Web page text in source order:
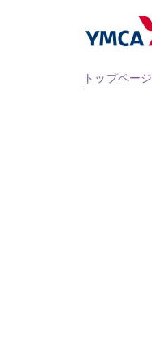
トップページ